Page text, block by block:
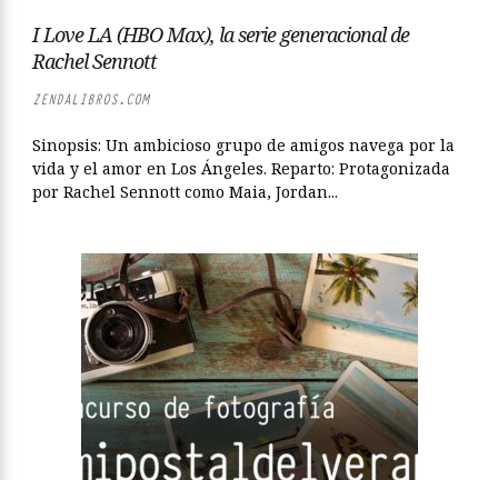
I Love LA (HBO Max), la serie generacional de
Rachel Sennott
ZENDALIBROS.COM
Sinopsis: Un ambicioso grupo de amigos navega por la
vida y el amor en Los Ángeles. Reparto: Protagonizada
por Rachel Sennott como Maia, Jordan...